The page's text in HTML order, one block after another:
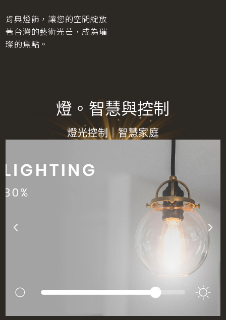
肯典燈飾，讓您的空間綻放
著台灣的藝術光芒，成為璀
璨的焦點。
燈。智慧與控制
燈光控制｜智慧家庭